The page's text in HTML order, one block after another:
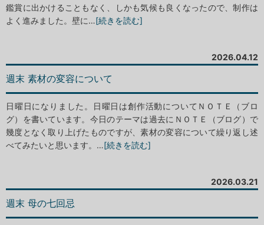
鑑賞に出かけることもなく、しかも気候も良くなったので、制作は
よく進みました。壁に…[続きを読む]
2026.04.12
週末 素材の変容について
日曜日になりました。日曜日は創作活動についてＮＯＴＥ（ブロ
グ）を書いています。今日のテーマは過去にＮＯＴＥ（ブログ）で
幾度となく取り上げたものですが、素材の変容について繰り返し述
べてみたいと思います。…[続きを読む]
2026.03.21
週末 母の七回忌